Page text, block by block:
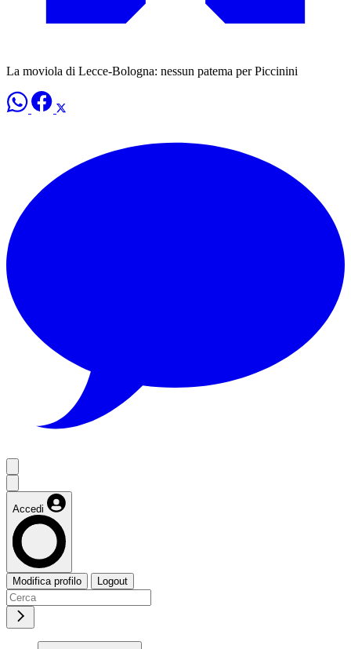
La moviola di Lecce-Bologna: nessun patema per Piccinini
Accedi
Modifica profilo Logout